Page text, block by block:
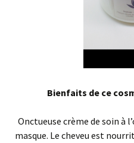
Bienfaits de ce
Onctueuse crème de soin à
masque. Le cheveu est